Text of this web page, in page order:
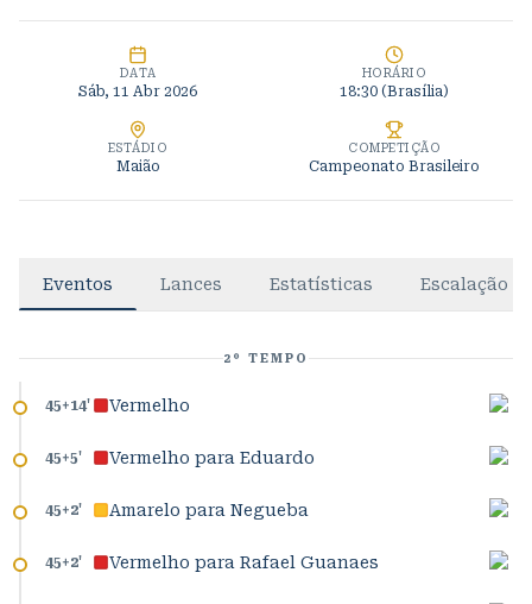
DATA
Sáb, 11 Abr 2026
HORÁRIO
18:30 (Brasília)
ESTÁDIO
Maião
COMPETIÇÃO
Campeonato Brasileiro
Eventos Lances Estatísticas Escalação
2º TEMPO
45+14' Vermelho
45+5' Vermelho para Eduardo
45+2' Amarelo para Negueba
45+2' Vermelho para Rafael Guanaes